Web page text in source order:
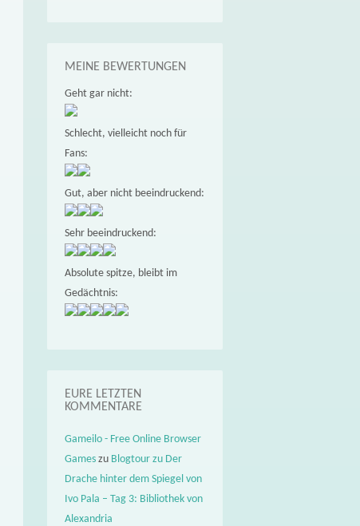
MEINE BEWERTUNGEN
Geht gar nicht:
Schlecht, vielleicht noch für
Fans:
Gut, aber nicht beeindruckend:
Sehr beeindruckend:
Absolute spitze, bleibt im
Gedächtnis:
EURE LETZTEN
KOMMENTARE
Gameilo - Free Online Browser
Games zu Blogtour zu Der
Drache hinter dem Spiegel von
Ivo Pala – Tag 3: Bibliothek von
Alexandria